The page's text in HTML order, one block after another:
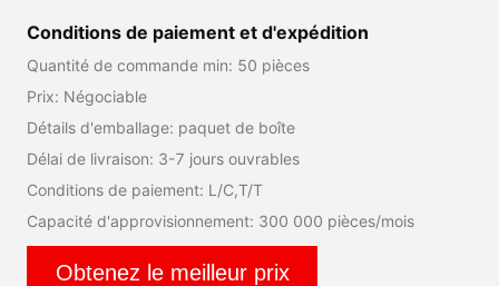
Conditions de paiement et d'expédition
Quantité de commande min: 50 pièces
Prix: Négociable
Détails d'emballage: paquet de boîte
Délai de livraison: 3-7 jours ouvrables
Conditions de paiement: L/C,T/T
Capacité d'approvisionnement: 300 000 pièces/mois
Obtenez le meilleur prix